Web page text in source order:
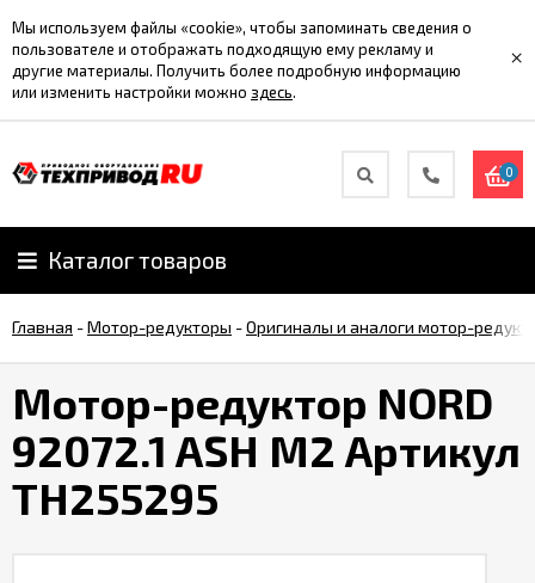
Мы используем файлы «cookie», чтобы запоминать сведения о
пользователе и отображать подходящую ему рекламу и
другие материалы. Получить более подробную информацию
или изменить настройки можно здесь.
×
0
Каталог товаров
Главная -Мотор-редукторы -Оригиналы и аналоги мотор-
Мотор-редуктор NORD
92072.1 ASH M2 Артикул
TH255295